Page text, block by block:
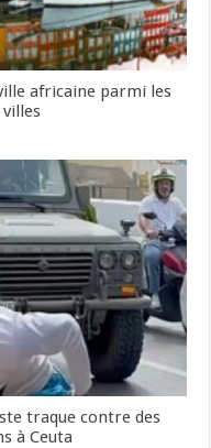
africaine parmi les
traque contre des
à Ceuta